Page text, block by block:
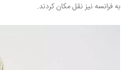
به فرانسه نیز نقل مکان کردند.